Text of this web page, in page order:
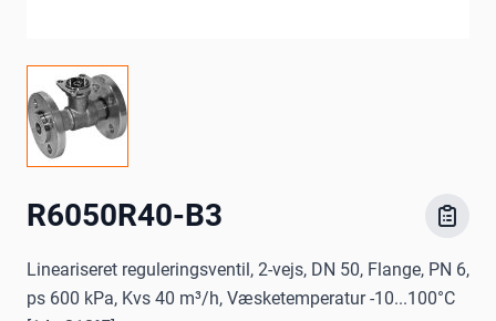
R6050R40-B3
Lineariseret reguleringsventil, 2-vejs, DN 50, Flange, PN 6,
ps 600 kPa, Kvs 40 m³/h, Væsketemperatur -10...100°C